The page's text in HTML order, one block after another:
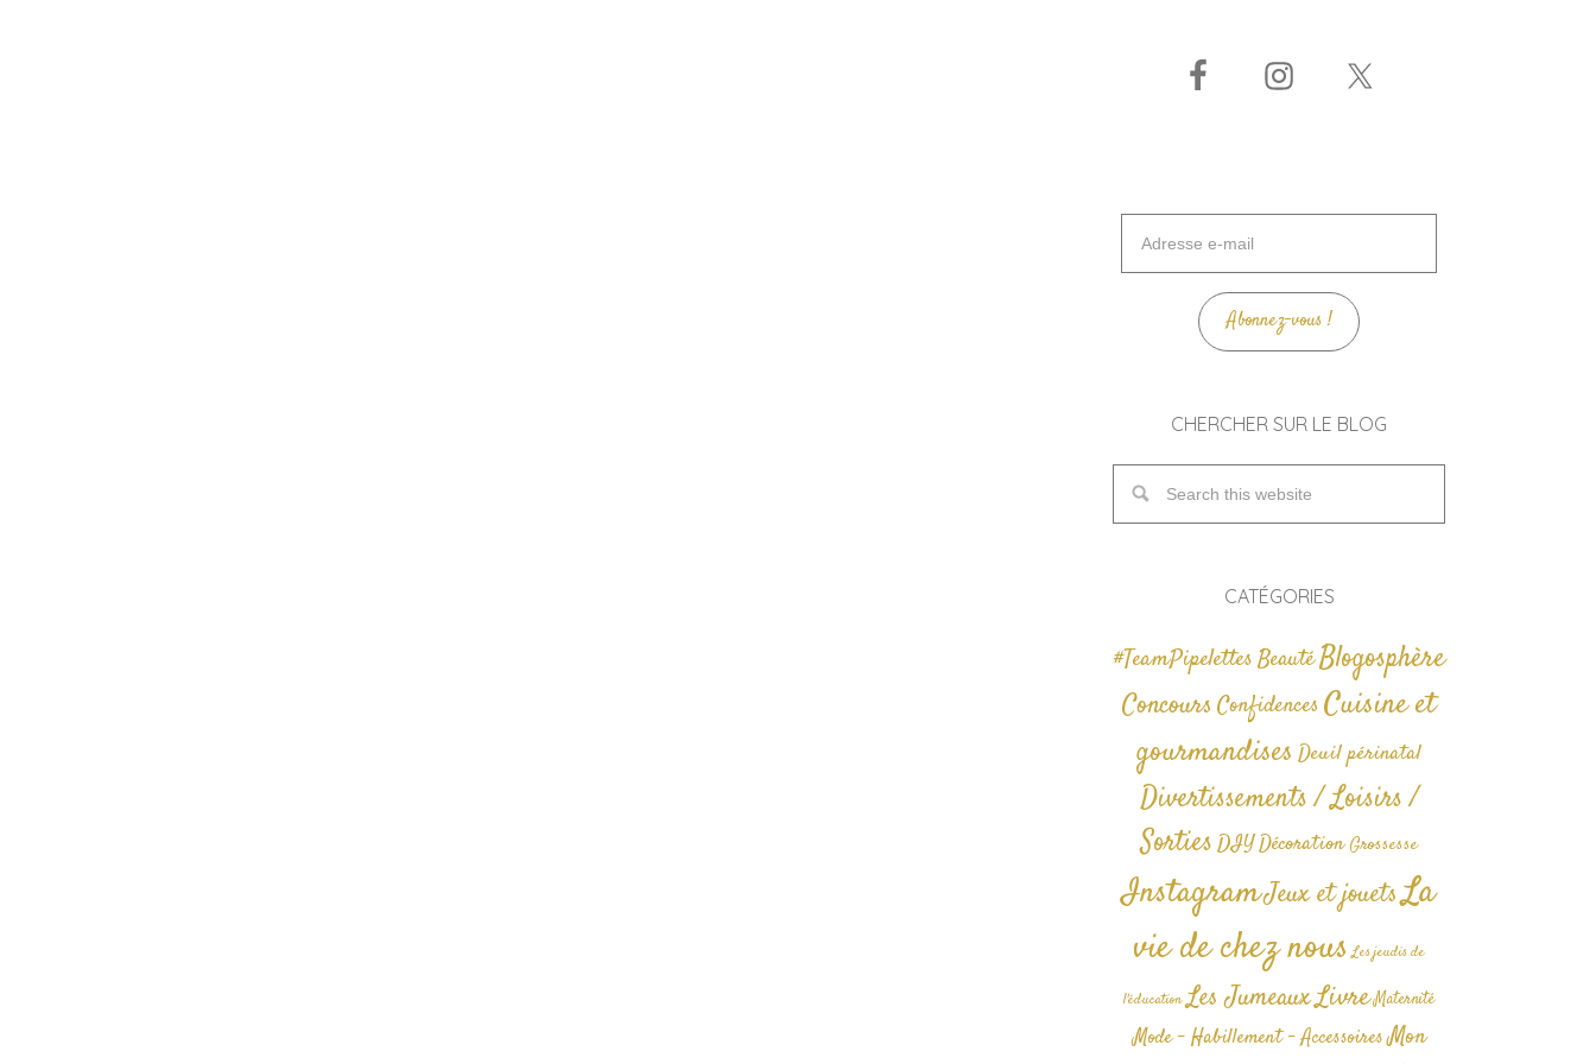
mail
Abonnez-vous !
CHERCHER SUR LE BLOG
CATÉGORIES
#TeamPipelettesBeautéBlogosphère
ConcoursConfidences Cuisine et
gourmandises Deuil périnatal
Divertissements / Loisirs /
SortiesDIYDécoration Grossesse
InstagramJeux et jouetsLa
vie de chez nous Les jeudis de
l'éducation Les JumeauxLivre Maternité
Mode - Habillement - AccessoiresMon